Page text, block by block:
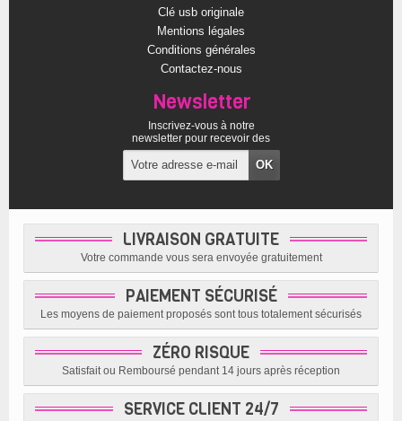
Clé usb originale
Mentions légales
Conditions générales
Contactez-nous
Newsletter
Inscrivez-vous à notre
newsletter pour recevoir des
offres exclusives
LIVRAISON GRATUITE
Votre commande vous sera envoyée gratuitement
PAIEMENT SÉCURISÉ
Les moyens de paiement proposés sont tous totalement sécurisés
ZÉRO RISQUE
Satisfait ou Remboursé pendant 14 jours après réception
SERVICE CLIENT 24/7